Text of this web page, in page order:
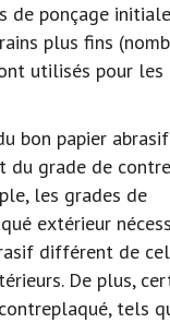
de ponçage
plus fins
utilisés pour les
bon papier
du grade de
les grades de
extérieur
différent de
De plus,
, tels